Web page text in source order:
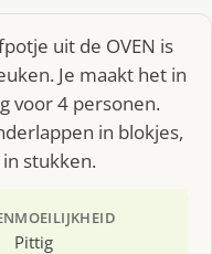
uit de OVEN is
Je maakt het in
voor 4 personen.
in blokjes,
stukken.
MOEILIJKHEID
Pittig